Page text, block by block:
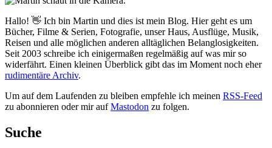
Hallo! 👋 Ich bin Martin und dies ist mein Blog. Hier geht es um
Bücher, Filme & Serien, Fotografie, unser Haus, Ausflüge, Musik,
Reisen und alle möglichen anderen alltäglichen Belanglosigkeiten.
Seit 2003 schreibe ich einigermaßen regelmäßig auf was mir so
widerfährt. Einen kleinen Überblick gibt das im Moment noch eher
rudimentäre Archiv.
Um auf dem Laufenden zu bleiben empfehle ich meinen RSS-Feed
zu abonnieren oder mir aufMastodon zu folgen.
Suche